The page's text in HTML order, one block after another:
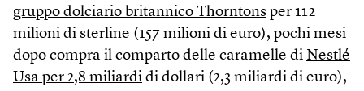
gruppo dolciario britannico Thorntons per 112
milioni di sterline (157 milioni di euro), pochi mesi
dopo compra il comparto delle caramelle di Nestlé
Usa per 2,8 miliardi di dollari (2,3 miliardi di euro),